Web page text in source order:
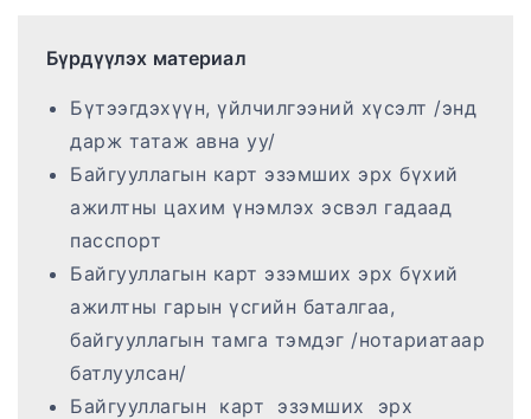
Бүрдүүлэх материал
Бүтээгдэхүүн, үйлчилгээний хүсэлт /энд
дарж татаж авна уу/
Байгууллагын карт эзэмших эрх бүхий
ажилтны цахим үнэмлэх эсвэл гадаад
пасспорт
Байгууллагын карт эзэмших эрх бүхий
ажилтны гарын үсгийн баталгаа,
байгууллагын тамга тэмдэг /нотариатаар
батлуулсан/
Байгууллагын карт эзэмших эрх